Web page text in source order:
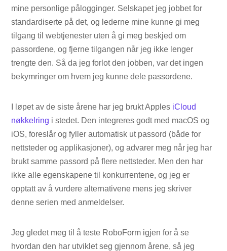
mine personlige pålogginger. Selskapet jeg jobbet for
standardiserte på det, og lederne mine kunne gi meg
tilgang til webtjenester uten å gi meg beskjed om
passordene, og fjerne tilgangen når jeg ikke lenger
trengte den. Så da jeg forlot den jobben, var det ingen
bekymringer om hvem jeg kunne dele passordene.
I løpet av de siste årene har jeg brukt Apples iCloud
nøkkelring i stedet. Den integreres godt med macOS og
iOS, foreslår og fyller automatisk ut passord (både for
nettsteder og applikasjoner), og advarer meg når jeg har
brukt samme passord på flere nettsteder. Men den har
ikke alle egenskapene til konkurrentene, og jeg er
opptatt av å vurdere alternativene mens jeg skriver
denne serien med anmeldelser.
Jeg gledet meg til å teste RoboForm igjen for å se
hvordan den har utviklet seg gjennom årene, så jeg